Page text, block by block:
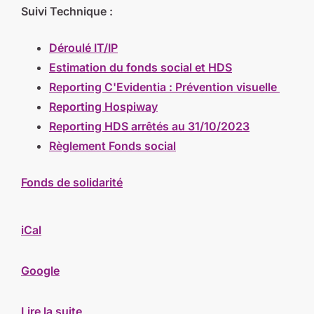
Suivi Technique :
Déroulé IT/IP
Estimation du fonds social et HDS
Reporting C'Evidentia : Prévention visuelle
Reporting Hospiway
Reporting HDS arrêtés au 31/10/2023
Règlement Fonds social
Fonds de solidarité
iCal
Google
Lire la suite